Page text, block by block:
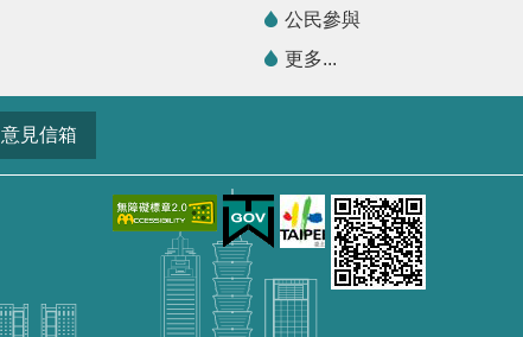
公民參與
更多...
意見信箱